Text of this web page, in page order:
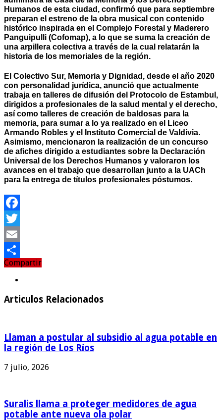
Humanos de esta ciudad, confirmó que para septiembre
preparan el estreno de la obra musical con contenido
histórico inspirada en el Complejo Forestal y Maderero
Panguipulli (Cofomap), a lo que se suma la creación de
una arpillera colectiva a través de la cual relatarán la
historia de los memoriales de la región.
El Colectivo Sur, Memoria y Dignidad, desde el año 2020
con personalidad jurídica, anunció que actualmente
trabaja en talleres de difusión del Protocolo de Estambul,
dirigidos a profesionales de la salud mental y el derecho,
así como talleres de creación de baldosas para la
memoria, para sumar a lo ya realizado en el Liceo
Armando Robles y el Instituto Comercial de Valdivia.
Asimismo, mencionaron la realización de un concurso
de afiches dirigido a estudiantes sobre la Declaración
Universal de los Derechos Humanos y valoraron los
avances en el trabajo que desarrollan junto a la UACh
para la entrega de títulos profesionales póstumos.
Facebook
Twitter
Email
Compartir
Compartir
Articulos Relacionados
Llaman a postular al subsidio al agua potable en
la región de Los Ríos
7 julio, 2026
Suralis llama a proteger medidores de agua
potable ante nueva ola polar